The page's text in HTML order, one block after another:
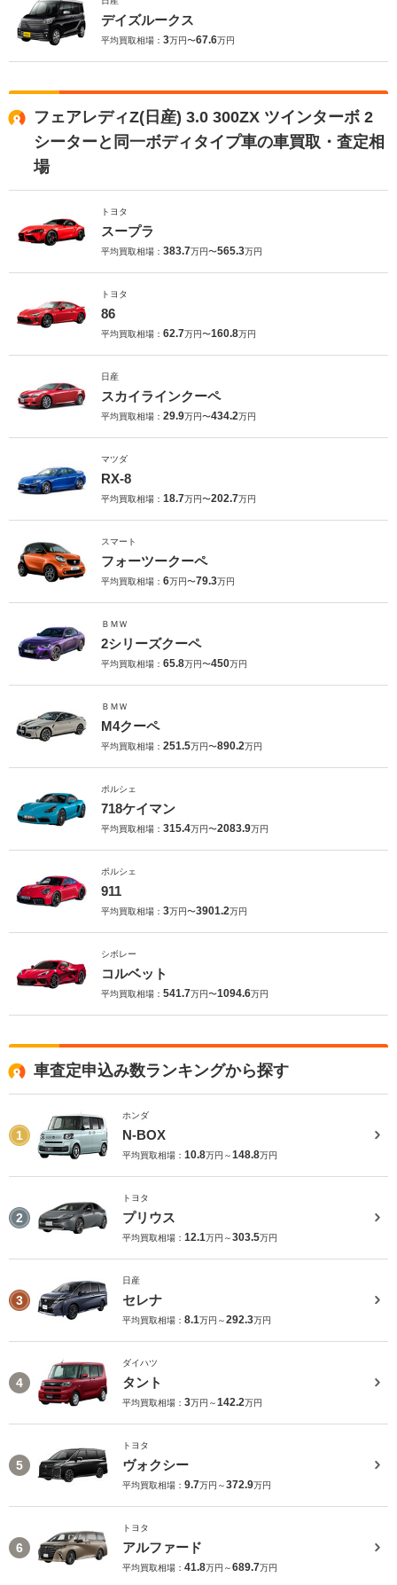
デイズルークス
平均買取相場： 3万円〜67.6万円
フェアレディZ(日産) 3.0 300ZX ツインターボ 2
シーターと同一ボディタイプ車の車買取・査定相
場
トヨタ
スープラ
平均買取相場： 383.7万円〜565.3万円
トヨタ
86
平均買取相場： 62.7万円〜160.8万円
日産
スカイラインクーペ
平均買取相場： 29.9万円〜434.2万円
マツダ
RX-8
平均買取相場： 18.7万円〜202.7万円
スマート
フォーツークーペ
平均買取相場： 6万円〜79.3万円
ＢＭＷ
2シリーズクーペ
平均買取相場： 65.8万円〜450万円
ＢＭＷ
M4クーペ
平均買取相場： 251.5万円〜890.2万円
ポルシェ
718ケイマン
平均買取相場： 315.4万円〜2083.9万円
ポルシェ
911
平均買取相場： 3万円〜3901.2万円
シボレー
コルベット
平均買取相場： 541.7万円〜1094.6万円
車査定申込み数ランキングから探す
1
ホンダ
N-BOX
平均買取相場： 10.8万円～148.8万円
2
トヨタ
プリウス
平均買取相場： 12.1万円～303.5万円
3
日産
セレナ
平均買取相場： 8.1万円～292.3万円
4
ダイハツ
タント
平均買取相場： 3万円～142.2万円
5
トヨタ
ヴォクシー
平均買取相場： 9.7万円～372.9万円
6
トヨタ
アルファード
平均買取相場： 41.8万円～689.7万円